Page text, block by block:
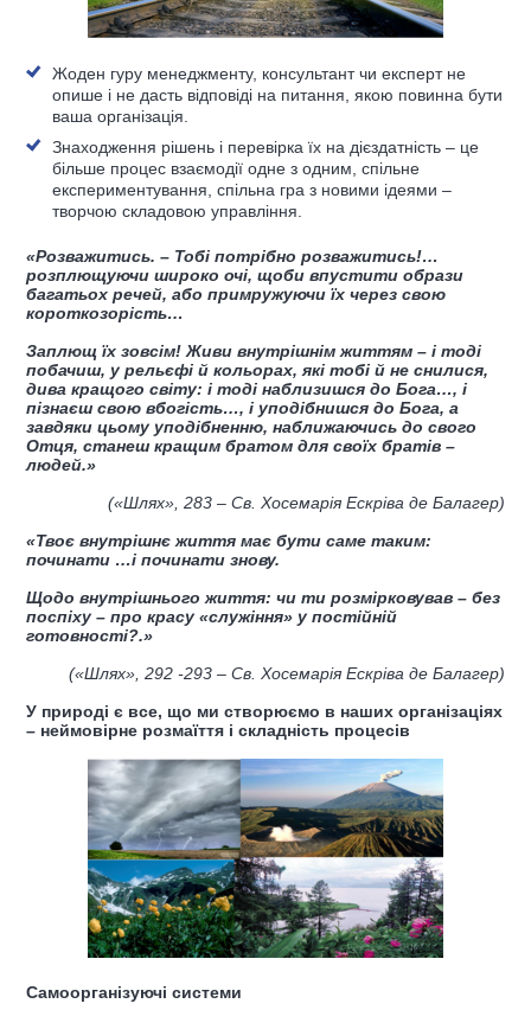
Жоден гуру менеджменту, консультант чи експерт не
опише і не дасть відповіді на питання, якою повинна бути
ваша організація.
Знаходження рішень і перевірка їх на дієздатність – це
більше процес взаємодії одне з одним, спільне
експериментування, спільна гра з новими ідеями –
творчою складовою управління.
«Розважитись. – Тобі потрібно розважитись!…
розплющуючи широко очі, щоби впустити образи
багатьох речей, або примружуючи їх через свою
короткозорість…
Заплющ їх зовсім! Живи внутрішнім життям – і тоді
побачиш, у рельєфі й кольорах, які тобі й не снилися,
дива кращого світу: і тоді наблизишся до Бога…, і
пізнаєш свою вбогість…, і уподібнишся до Бога, а
завдяки цьому уподібненню, наближаючись до свого
Отця, станеш кращим братом для своїх братів –
людей.»
(«Шлях», 283 – Св. Хосемарія Ескріва де Балагер)
«Твоє внутрішнє життя має бути саме таким:
починати …і починати знову.
Щодо внутрішнього життя: чи ти розмірковував – без
поспіху – про красу «служіння» у постійній
готовності?.»
(«Шлях», 292 -293 – Св. Хосемарія Ескріва де Балагер)
У природі є все, що ми створюємо в наших організаціях
– неймовірне розмаїття і складність процесів
Самоорганізуючі системи